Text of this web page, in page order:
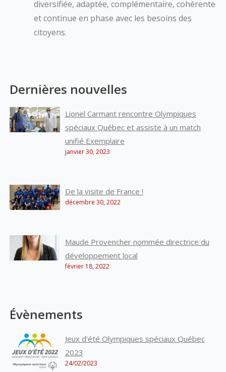
diversifiée, adaptée, complémentaire, cohérente
et continue en phase avec les besoins des
citoyens.
Dernières nouvelles
Lionel Carmant rencontre Olympiques
spéciaux Québec et assiste à un match
unifié Exemplaire
janvier 30, 2023
De la visite de France !
décembre 30, 2022
Maude Provencher nommée directrice du
développement local
février 18, 2022
Évènements
Jeux d’été Olympiques spéciaux Québec
2023
24/02/2023